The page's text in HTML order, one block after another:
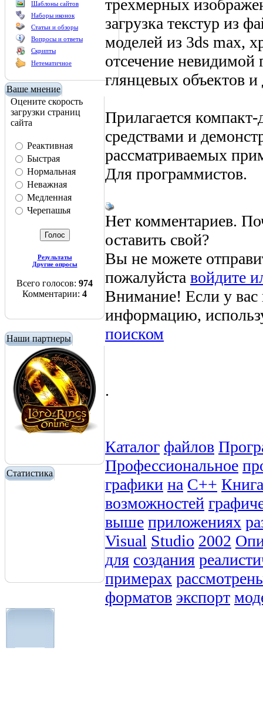
Шаблоны сайтов
Наборы иконок
Статьи и обзоры
Вопросы и ответы
Скрипты
Нетематичное
Ваше мнение
Оцените скорость
загрузки страниц
сайта
Реактивная
Быстрая
Нормальная
Неважная
Медленная
Черепашья
Результаты
Другие опросы
Всего голосов: 974
Комментарии: 4
Наши партнеры
Статистика
трехмерных
загрузка текстур из
моделей из 3ds max,
отсечение невидимой
глянцевых объектов и
Прилагается
средствами и
рассматриваемых
Для программистов.
Нет комментариев.
оставить свой?
Вы не можете
пожалуйста войдите
Внимание! Если у
информацию,
поиском
.
Каталог файлов
Профессиональное
графики на C++ Книга
возможностей
выше приложениях
Visual Studio 2002
для создания
примерах
форматов экспорт